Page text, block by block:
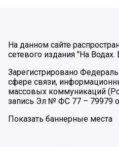
На данном сайте
сетевого издания "На Водах.
Зарегистрировано
сфере связи,
массовых коммуникаций
запись Эл № ФС 77 – 79979
Показать баннерные места